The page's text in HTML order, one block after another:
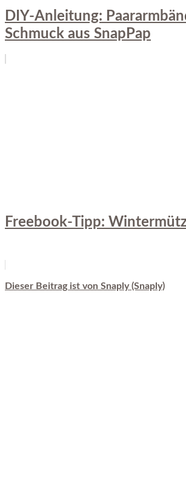
DIY-Anleitung:
Schmuck aus SnapPap
Freebook-Tipp:
Dieser Beitrag ist von Snaply (Snaply)